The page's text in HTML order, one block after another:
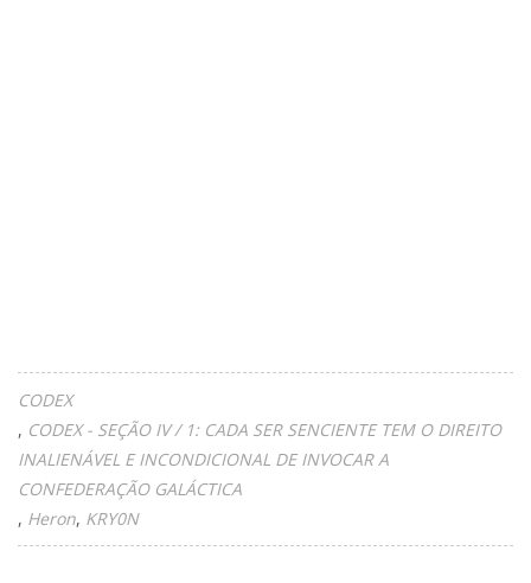
CODEX
CODEX - SEÇÃO IV / 1: CADA SER SENCIENTE TEM O DIREITO
INALIENÁVEL E INCONDICIONAL DE INVOCAR A
CONFEDERAÇÃO GALÁCTICA
Heron KRY0N